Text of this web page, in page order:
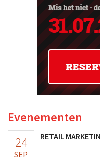
Evenementen
24
SEP
RETAIL